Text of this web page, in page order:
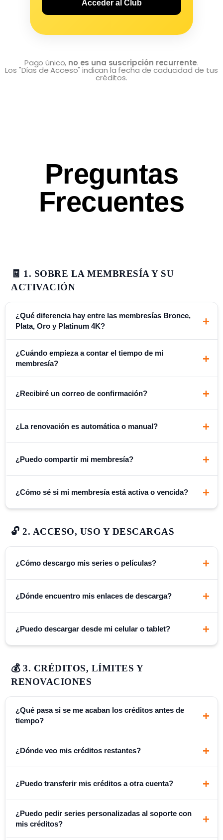
Acceder al Club
Pago único, no es una suscripción recurrente.
Los "Días de Acceso" indican la fecha de caducidad de tus
créditos.
Preguntas
Frecuentes
🧾 1. SOBRE LA MEMBRESÍA Y SU
ACTIVACIÓN
¿Qué diferencia hay entre las membresías Bronce,
Plata, Oro y Platinum 4K?
+
480p y 720p (HD)
5 solicitudes
480p, 720p y 1080p (Full HD)
480p, 720p, 1080p, 2K y 4K
¿Cuándo empieza a contar el tiempo de mi
membresía?
+
¿Recibiré un correo de confirmación? +
¿La renovación es automática o manual? +
¿Puedo compartir mi membresía? +
¿Cómo sé si mi membresía está activa o vencida? +
🔓 2. ACCESO, USO Y DESCARGAS
¿Cómo descargo mis series o películas? +
¿Dónde encuentro mis enlaces de descarga? +
¿Puedo descargar desde mi celular o tablet? +
💰 3. CRÉDITOS, LÍMITES Y
RENOVACIONES
¿Qué pasa si se me acaban los créditos antes de
tiempo?
+
¿Dónde veo mis créditos restantes? +
¿Puedo transferir mis créditos a otra cuenta? +
¿Puedo pedir series personalizadas al soporte con
mis créditos?
+